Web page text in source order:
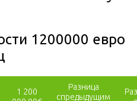
1200000 евро
1 200
Разница
спредыдущим